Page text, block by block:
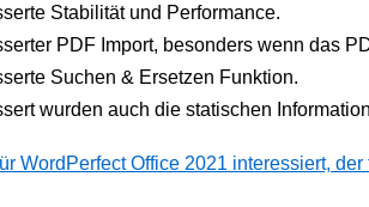
Stabilität und Performance.
PDF Import, besonders wenn das
Suchen & Ersetzen Funktion.
wurden auch die statischen
WordPerfect Office 2021 interessiert,